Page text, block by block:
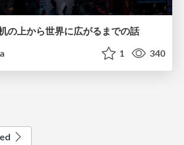
の上から世界に広がるまでの話
1 340